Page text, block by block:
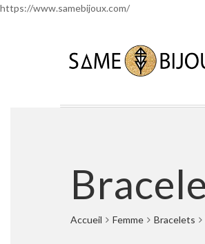
https://www.samebijoux.com/
Accueil Femme Bracelets